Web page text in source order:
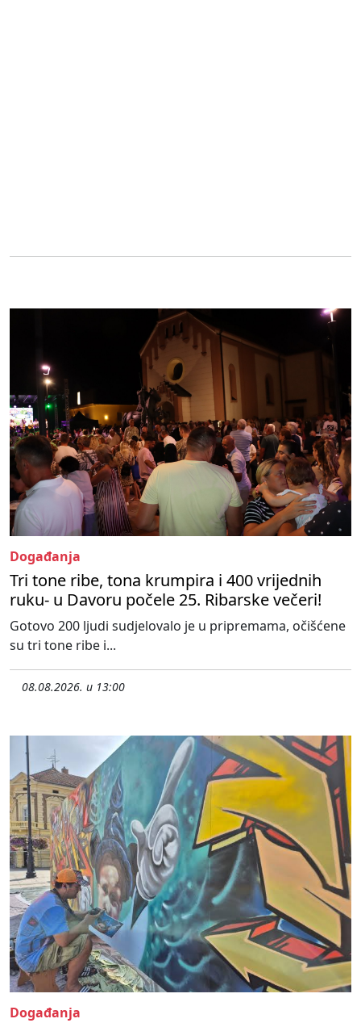
Događanja
Tri tone ribe, tona krumpira i 400 vrijednih
ruku- u Davoru počele 25. Ribarske večeri!
Gotovo 200 ljudi sudjelovalo je u pripremama, očišćene
su tri tone ribe i...
08.08.2026. u 13:00
Događanja